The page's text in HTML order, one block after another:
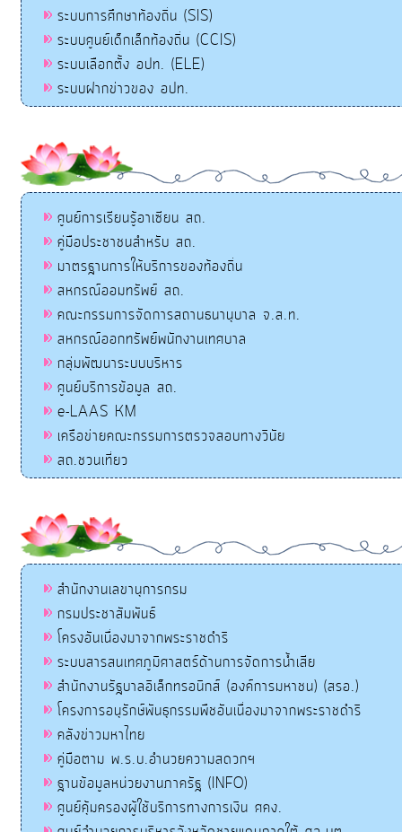
ระบบการศึกษาท้องถิ่น (SIS)
ระบบศูนย์เด็กเล็กท้องถิ่น (CCIS)
ระบบเลือกตั้ง อปท. (ELE)
ระบบฝากข่าวของ อปท.
ศูนย์การเรียนรู้อาเซียน สถ.
คู่มือประชาชนสำหรับ สถ.
มาตรฐานการให้บริการของท้องถิ่น
สหกรณ์ออมทรัพย์ สถ.
คณะกรรมการจัดการสถานธนานุบาล จ.ส.ท.
สหกรณ์ออกทรัพย์พนักงานเทศบาล
กลุ่มพัฒนาระบบบริหาร
ศูนย์บริการข้อมูล สถ.
e-LAAS KM
เครือข่ายคณะกรรมการตรวจสอบทางวินัย
สถ.ชวนเที่ยว
สำนักงานเลขานุการกรม
กรมประชาสัมพันธ์
โครงอันเนื่องมาจากพระราชดำริ
ระบบสารสนเทศภูมิศาสตร์ด้านการจัดการน้ำเสีย
สำนักงานรัฐบาลอิเล็กทรอนิกส์ (องค์การมหาชน) (สรอ.)
โครงการอนุรักษ์พันธุกรรมพืชอันเนื่องมาจากพระราชดำริ
คลังข่าวมหาไทย
คู่มือตาม พ.ร.บ.อำนวยความสดวกฯ
ฐานข้อมูลหน่วยงานภาครัฐ (INFO)
ศูนย์คุ้มครองผู้ใช้บริการทางการเงิน ศคง.